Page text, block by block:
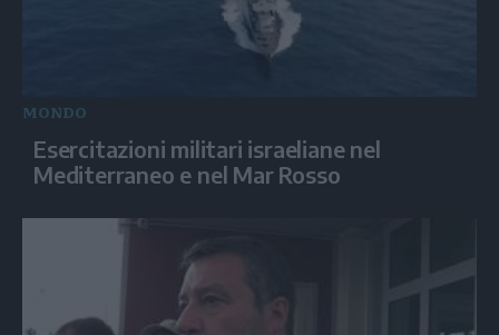
MONDO
Esercitazioni militari israeliane nel
Mediterraneo e nel Mar Rosso